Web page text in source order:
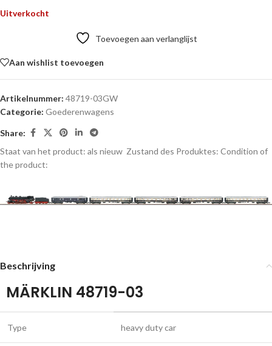
Uitverkocht
Toevoegen aan verlanglijst
Aan wishlist toevoegen
Artikelnummer: 48719-03GW
Categorie: Goederenwagens
Share:
Staat van het product: als nieuw Zustand des Produktes: Condition of
the product:
Beschrijving
MÄRKLIN 48719-03
Type heavy duty car